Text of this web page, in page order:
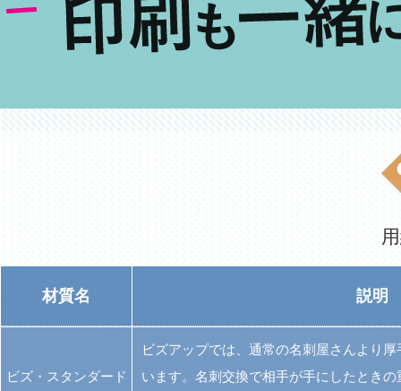
材質名 説明
ビズ・スタンダード
ビズアップでは、通常の名刺屋さんより
います。名刺交換で相手が手にしたとき